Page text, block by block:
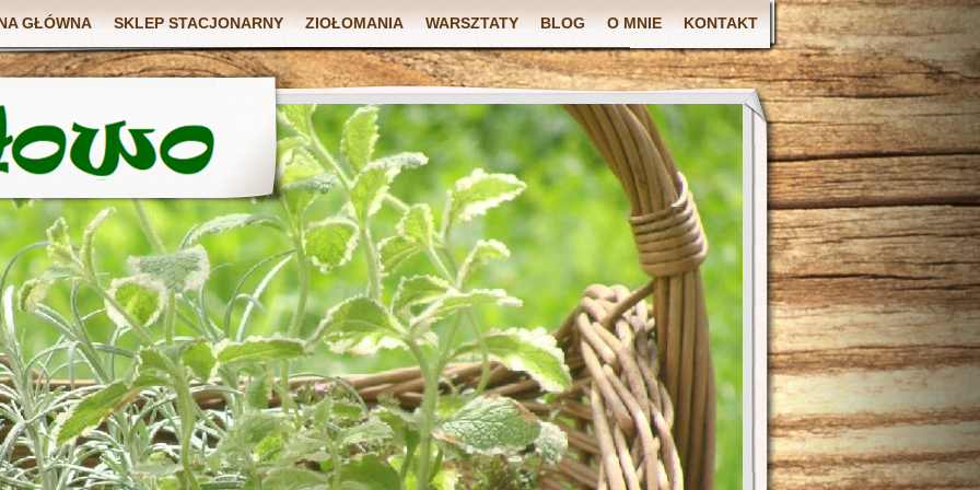
GŁÓWNA SKLEP STACJONARNY ZIOŁOMANIA WARSZTATY BLOG O MNIE KONTAKT